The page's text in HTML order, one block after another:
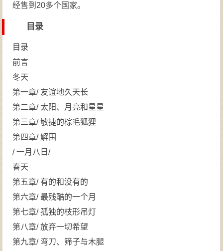
经售到20多个国家。
目录
目录
前言
冬天
第一章/ 友谊地久天长
第二章/ 太阳、月亮和星星
第三章/ 敏捷的棕毛狐狸
第四章/ 解围
/ 一月八日/
春天
第五章/ 有的和没有的
第六章/ 最残酷的一个月
第七章/ 孤独的枝形吊灯
第八章/ 放弃一切希望
第九章/ 弯刀、筛子与木腿